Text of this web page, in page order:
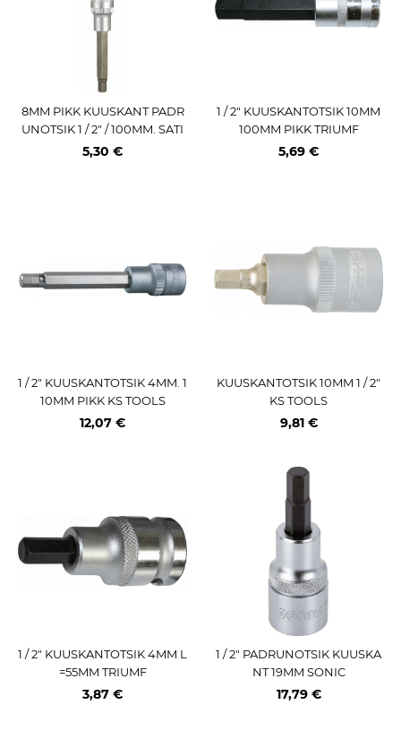
8MM PIKK KUUSKANT PADR
UNOTSIK 1 / 2" / 100MM. SATI
N CR-VAN. RIPUTIGA JBM
5,30 €
1 / 2" KUUSKANTOTSIK 10MM
100MM PIKK TRIUMF
5,69 €
1 / 2" KUUSKANTOTSIK 4MM. 1
10MM PIKK KS TOOLS
12,07 €
KUUSKANTOTSIK 10MM 1 / 2"
KS TOOLS
9,81 €
1 / 2" KUUSKANTOTSIK 4MM L
=55MM TRIUMF
3,87 €
1 / 2" PADRUNOTSIK KUUSKA
NT 19MM SONIC
17,79 €